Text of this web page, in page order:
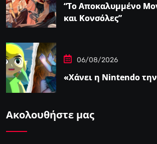
“Το Αποκαλυμμένο
και Κονσόλες”
06/08/2026
«Χάνει η Nintendo
Ακολουθήστε μας